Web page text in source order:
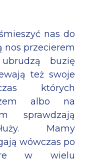
nas do
nos przecierem
buzię
też swoje
których
albo na
sprawdzają
Mamy
wówczas po
w wielu